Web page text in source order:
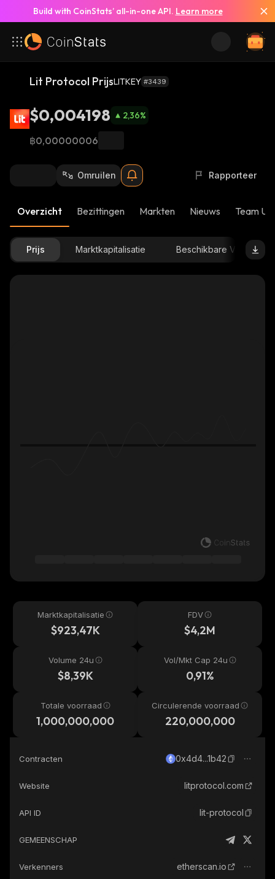
Build with CoinStats’ all-in-one API. Learn more
Lit Protocol PrijsLITKEY #3439
$0,004198 2,36%
฿0,00000006
Omruilen Rapporteer
Overzicht Bezittingen Markten Nieuws Team
Prijs Marktkapitalisatie Beschikbare Voorraad
Marktkapitalisatie
$923,47K
FDV
$4,2M
Volume 24u
$8,39K
Vol/Mkt Cap 24u
0,91%
Totale voorraad
1,000,000,000
Circulerende voorraad
220,000,000
Contracten 0x4d4...1b42
Website litprotocol.com
API ID lit-protocol
GEMEENSCHAP
Verkenners etherscan.io